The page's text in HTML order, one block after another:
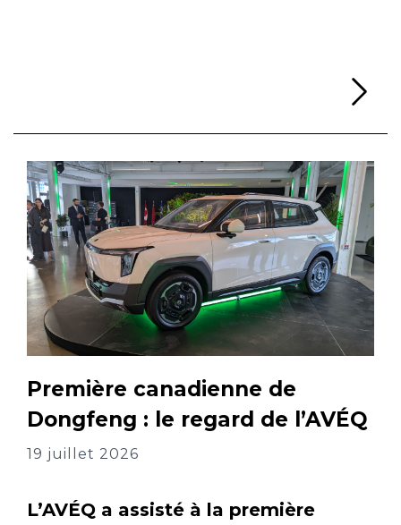
Première canadienne de
Dongfeng : le regard de l’AVÉQ
19 juillet 2026
L’AVÉQ a assisté à la première